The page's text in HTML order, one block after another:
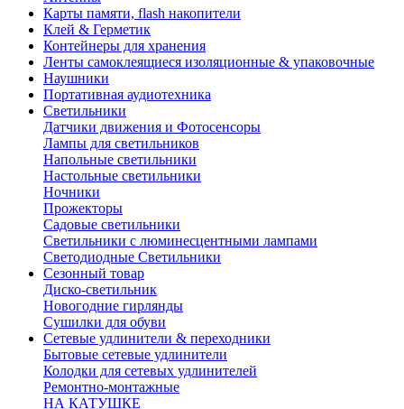
Карты памяти, flash накопители
Клей & Герметик
Контейнеры для хранения
Ленты самоклеящиеся изоляционные & упаковочные
Наушники
Портативная аудиотехника
Светильники
Датчики движения и Фотосенсоры
Лампы для светильников
Напольные светильники
Настольные светильники
Ночники
Прожекторы
Садовые светильники
Светильники с люминесцентными лампами
Светодиодные Светильники
Сезонный товар
Диско-светильник
Новогодние гирлянды
Сушилки для обуви
Сетевые удлинители & переходники
Бытовые сетевые удлинители
Колодки для сетевых удлинителей
Ремонтно-монтажные
НА КАТУШКЕ